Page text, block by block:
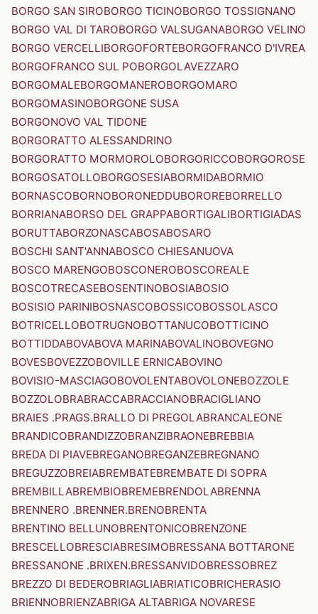
BORGO SAN SIROBORGO TICINOBORGO TOSSIGNANO
BORGO VAL DI TAROBORGO VALSUGANABORGO VELINO
BORGO VERCELLIBORGOFORTEBORGOFRANCO D'IVREA
BORGOFRANCO SUL POBORGOLAVEZZARO
BORGOMALEBORGOMANEROBORGOMARO
BORGOMASINOBORGONE SUSA
BORGONOVO VAL TIDONE
BORGORATTO ALESSANDRINO
BORGORATTO MORMOROLOBORGORICCOBORGOROSE
BORGOSATOLLOBORGOSESIABORMIDABORMIO
BORNASCOBORNOBORONEDDUBOROREBORRELLO
BORRIANABORSO DEL GRAPPABORTIGALIBORTIGIADAS
BORUTTABORZONASCABOSABOSARO
BOSCHI SANT'ANNABOSCO CHIESANUOVA
BOSCO MARENGOBOSCONEROBOSCOREALE
BOSCOTRECASEBOSENTINOBOSIABOSIO
BOSISIO PARINIBOSNASCOBOSSICOBOSSOLASCO
BOTRICELLOBOTRUGNOBOTTANUCOBOTTICINO
BOTTIDDABOVABOVA MARINABOVALINOBOVEGNO
BOVESBOVEZZOBOVILLE ERNICABOVINO
BOVISIO-MASCIAGOBOVOLENTABOVOLONEBOZZOLE
BOZZOLOBRABRACCABRACCIANOBRACIGLIANO
BRAIES .PRAGS.BRALLO DI PREGOLABRANCALEONE
BRANDICOBRANDIZZOBRANZIBRAONEBREBBIA
BREDA DI PIAVEBREGANOBREGANZEBREGNANO
BREGUZZOBREIABREMBATEBREMBATE DI SOPRA
BREMBILLABREMBIOBREMEBRENDOLABRENNA
BRENNERO .BRENNER.BRENOBRENTA
BRENTINO BELLUNOBRENTONICOBRENZONE
BRESCELLOBRESCIABRESIMOBRESSANA BOTTARONE
BRESSANONE .BRIXEN.BRESSANVIDOBRESSOBREZ
BREZZO DI BEDEROBRIAGLIABRIATICOBRICHERASIO
BRIENNOBRIENZABRIGA ALTABRIGA NOVARESE